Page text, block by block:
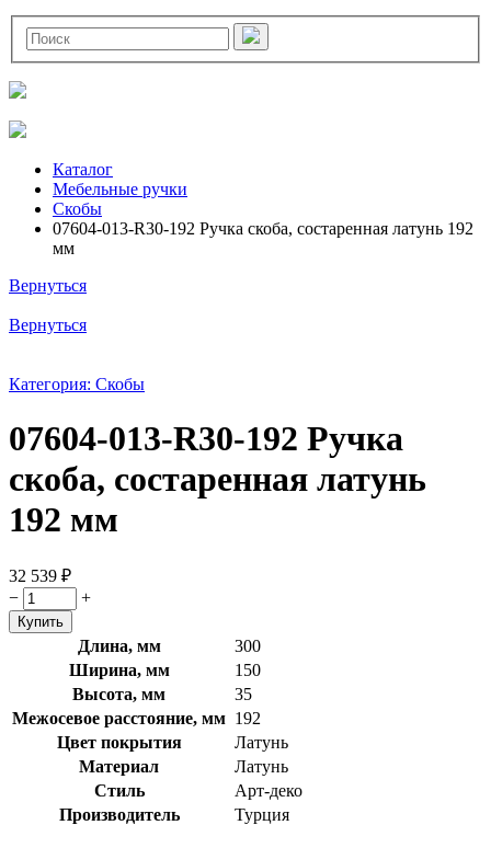
Каталог
Мебельные ручки
Скобы
07604-013-R30-192 Ручка скоба, состаренная латунь 192
мм
Вернуться
Вернуться
Категория: Скобы
07604-013-R30-192 Ручка
скоба, состаренная латунь
192 мм
32 539 ₽
−
+
Длина, мм
300
Ширина, мм
150
Высота, мм
35
Межосевое расстояние, мм 192
Цвет покрытия
Латунь
Материал
Латунь
Стиль
Арт-деко
Производитель
Турция